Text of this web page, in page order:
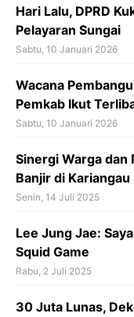
k
Hari Lalu, DPRD
Pelayaran Sungai
Sabtu, 10 Januari 2026
Wacana
Pemkab Ikut
Sabtu, 10 Januari 2026
Sinergi Warga dan
Banjir di Kariangau
Senin, 14 Juli 2025
Lee Jung Jae:
Squid Game
Rabu, 2 Juli 2025
30 Juta Lunas,